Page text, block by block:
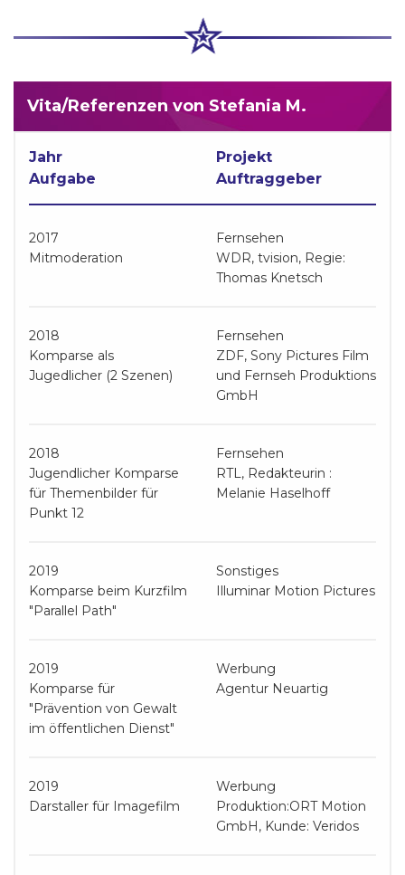
Vita/Referenzen von Stefania M.
Jahr
Projekt
Aufgabe
Auftraggeber
2017
Fernsehen
Mitmoderation
WDR, tvision, Regie:
Thomas Knetsch
2018
Fernsehen
Komparse als
Jugedlicher (2 Szenen)
ZDF, Sony Pictures Film
und Fernseh Produktions
GmbH
2018
Fernsehen
Jugendlicher Komparse
für Themenbilder für
Punkt 12
RTL, Redakteurin :
Melanie Haselhoff
2019
Sonstiges
Komparse beim Kurzfilm
"Parallel Path"
Illuminar Motion Pictures
2019
Werbung
Komparse für
"Prävention von Gewalt
im öffentlichen Dienst"
Agentur Neuartig
2019
Werbung
Darstaller für Imagefilm
Produktion:ORT Motion
GmbH, Kunde: Veridos